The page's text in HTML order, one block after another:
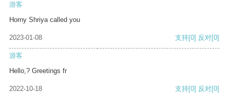
游客
Horny Shriya called you
2023-01-08 支持[0] 反对[0]
游客
Hello,? Greetings fr
2022-10-18 支持[0] 反对[0]